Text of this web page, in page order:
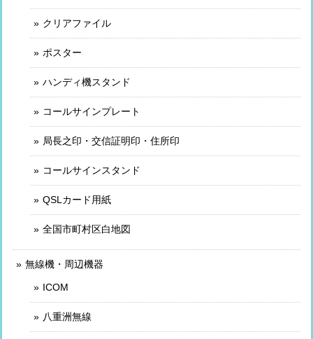
クリアファイル
ポスター
ハンディ機スタンド
コールサインプレート
局長之印・交信証明印・住所印
コールサインスタンド
QSLカード用紙
全国市町村区白地図
無線機・周辺機器
ICOM
八重洲無線